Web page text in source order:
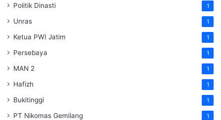
Politik Dinasti 1
Unras 1
Ketua PWI Jatim 1
Persebaya 1
MAN 2 1
Hafizh 1
Bukitinggi 1
PT Nikomas Gemilang 1